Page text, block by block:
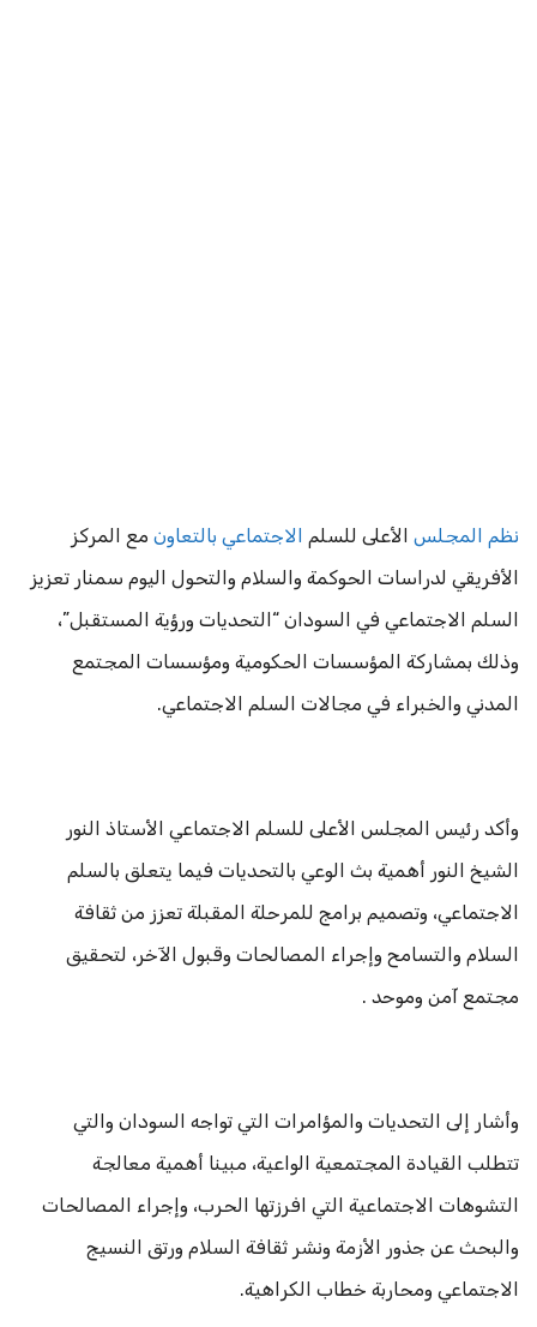
نظم المجلس الأعلى للسلم الاجتماعي بالتعاون مع المركز
الأفريقي لدراسات الحوكمة والسلام والتحول اليوم سمنار تعزيز
السلم الاجتماعي في السودان “التحديات ورؤية المستقبل”،
وذلك بمشاركة المؤسسات الحكومية ومؤسسات المجتمع
المدني والخبراء في مجالات السلم الاجتماعي.
وأكد رئيس المجلس الأعلى للسلم الاجتماعي الأستاذ النور
الشيخ النور أهمية بث الوعي بالتحديات فيما يتعلق بالسلم
الاجتماعي، وتصميم برامج للمرحلة المقبلة تعزز من ثقافة
السلام والتسامح وإجراء المصالحات وقبول الآخر، لتحقيق
مجتمع آمن وموحد .
وأشار إلى التحديات والمؤامرات التي تواجه السودان والتي
تتطلب القيادة المجتمعية الواعية، مبينا أهمية معالجة
التشوهات الاجتماعية التي افرزتها الحرب، وإجراء المصالحات
والبحث عن جذور الأزمة ونشر ثقافة السلام ورتق النسيج
الاجتماعي ومحاربة خطاب الكراهية.